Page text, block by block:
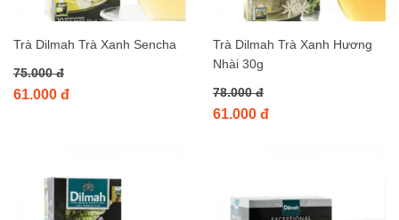
Trà Dilmah Trà Xanh Sencha
75.000 đ
61.000 đ
Trà Dilmah Trà Xanh Hương
Nhài 30g
78.000 đ
61.000 đ